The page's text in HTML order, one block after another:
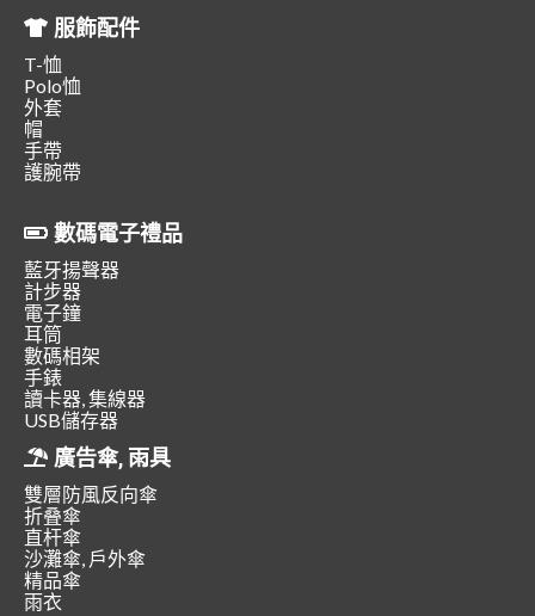
服飾配件
T-恤
Polo恤
外套
帽
手帶
護腕帶
數碼電子禮品
藍牙揚聲器
計步器
電子鐘
耳筒
數碼相架
手錶
讀卡器, 集線器
USB儲存器
廣告傘, 雨具
雙層防風反向傘
折叠傘
直杆傘
沙灘傘, 戶外傘
精品傘
雨衣